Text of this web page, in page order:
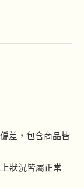
差，包含商品皆
狀況皆屬正常